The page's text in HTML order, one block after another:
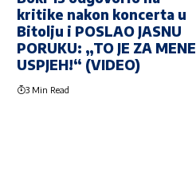
kritike nakon koncerta u
Bitolju i POSLAO JASNU
PORUKU: „TO JE ZA MENE
USPJEH!“ (VIDEO)
3 Min Read